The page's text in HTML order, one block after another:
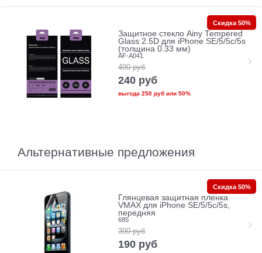
Защитное стекло Ainy Tempered
Glass 2.5D для iPhone SE/5/5c/5s
(толщина 0.33 мм)
AF-A041
490 руб
240 руб
выгода 250 рубили 50%
Скидка 50%
Альтернативные предложения
Глянцевая защитная пленка
VMAX для iPhone SE/5/5c/5s,
передняя
685
390 руб
190 руб
Скидка 50%